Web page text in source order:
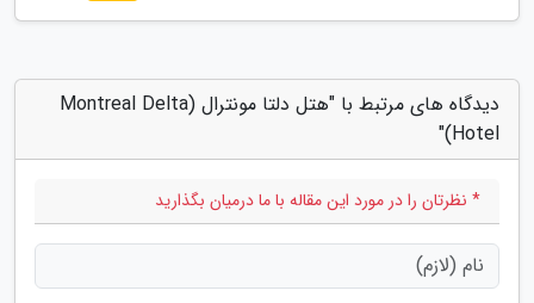
دیدگاه های مرتبط با "هتل دلتا مونترال (Montreal Delta
Hotel)"
* نظرتان را در مورد این مقاله با ما درمیان بگذارید